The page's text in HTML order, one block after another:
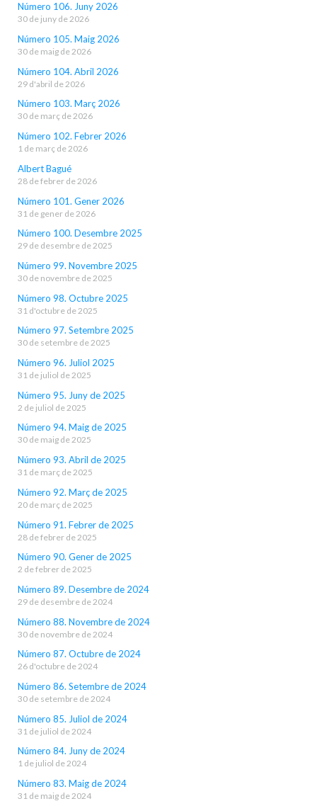
Número 106. Juny 2026
30 de juny de 2026
Número 105. Maig 2026
30 de maig de 2026
Número 104. Abril 2026
29 d'abril de 2026
Número 103. Març 2026
30 de març de 2026
Número 102. Febrer 2026
1 de març de 2026
Albert Bagué
28 de febrer de 2026
Número 101. Gener 2026
31 de gener de 2026
Número 100. Desembre 2025
29 de desembre de 2025
Número 99. Novembre 2025
30 de novembre de 2025
Número 98. Octubre 2025
31 d'octubre de 2025
Número 97. Setembre 2025
30 de setembre de 2025
Número 96. Juliol 2025
31 de juliol de 2025
Número 95. Juny de 2025
2 de juliol de 2025
Número 94. Maig de 2025
30 de maig de 2025
Número 93. Abril de 2025
31 de març de 2025
Número 92. Març de 2025
20 de març de 2025
Número 91. Febrer de 2025
28 de febrer de 2025
Número 90. Gener de 2025
2 de febrer de 2025
Número 89. Desembre de 2024
29 de desembre de 2024
Número 88. Novembre de 2024
30 de novembre de 2024
Número 87. Octubre de 2024
26 d'octubre de 2024
Número 86. Setembre de 2024
30 de setembre de 2024
Número 85. Juliol de 2024
31 de juliol de 2024
Número 84. Juny de 2024
1 de juliol de 2024
Número 83. Maig de 2024
31 de maig de 2024